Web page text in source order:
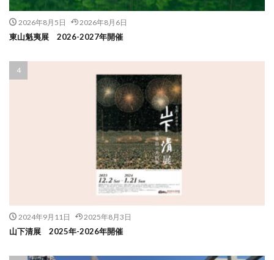
2026年8月5日 2026年8月6日
東山魁夷展 2026-2027年開催
2024年9月11日 2025年8月3日
山下清展 2025年-2026年開催